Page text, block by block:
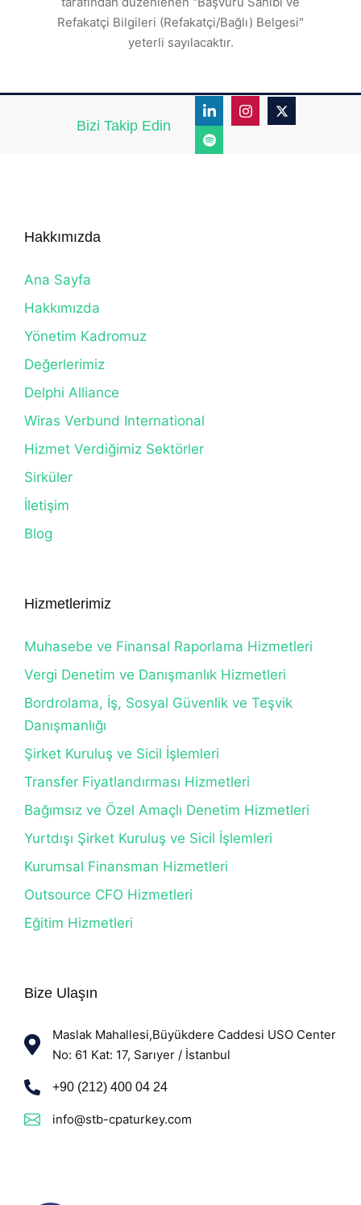
Refakatçi Bilgileri (Refakatçi/Bağlı) Belgesi"
yeterli sayılacaktır.
Bizi Takip Edin
Hakkımızda
Ana Sayfa
Hakkımızda
Yönetim Kadromuz
Değerlerimiz
Delphi Alliance
Wiras Verbund International
Hizmet Verdiğimiz Sektörler
Sirküler
İletişim
Blog
Hizmetlerimiz
Muhasebe ve Finansal Raporlama Hizmetleri
Vergi Denetim ve Danışmanlık Hizmetleri
Bordrolama, İş, Sosyal Güvenlik ve Teşvik
Danışmanlığı
Şirket Kuruluş ve Sicil İşlemleri
Transfer Fiyatlandırması Hizmetleri
Bağımsız ve Özel Amaçlı Denetim Hizmetleri
Yurtdışı Şirket Kuruluş ve Sicil İşlemleri
Kurumsal Finansman Hizmetleri
Outsource CFO Hizmetleri
Eğitim Hizmetleri
Bize Ulaşın
Maslak Mahallesi,Büyükdere Caddesi USO Center
No: 61 Kat: 17, Sarıyer / İstanbul
+90 (212) 400 04 24
info@stb-cpaturkey.com